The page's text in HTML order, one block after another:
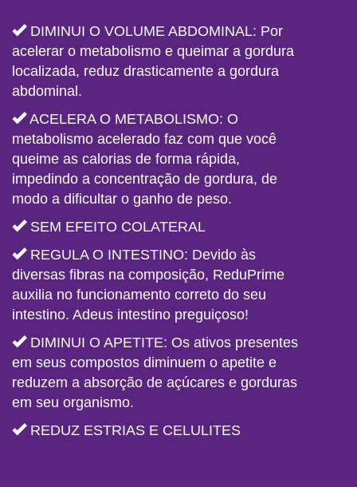
DIMINUI O VOLUME ABDOMINAL: Por
acelerar o metabolismo e queimar a gordura
localizada, reduz drasticamente a gordura
abdominal.
ACELERA O METABOLISMO: O
metabolismo acelerado faz com que você
queime as calorias de forma rápida,
impedindo a concentração de gordura, de
modo a dificultar o ganho de peso.
SEM EFEITO COLATERAL
REGULA O INTESTINO: Devido às
diversas fibras na composição, ReduPrime
auxilia no funcionamento correto do seu
intestino. Adeus intestino preguiçoso!
DIMINUI O APETITE: Os ativos presentes
em seus compostos diminuem o apetite e
reduzem a absorção de açúcares e gorduras
em seu organismo.
REDUZ ESTRIAS E CELULITES